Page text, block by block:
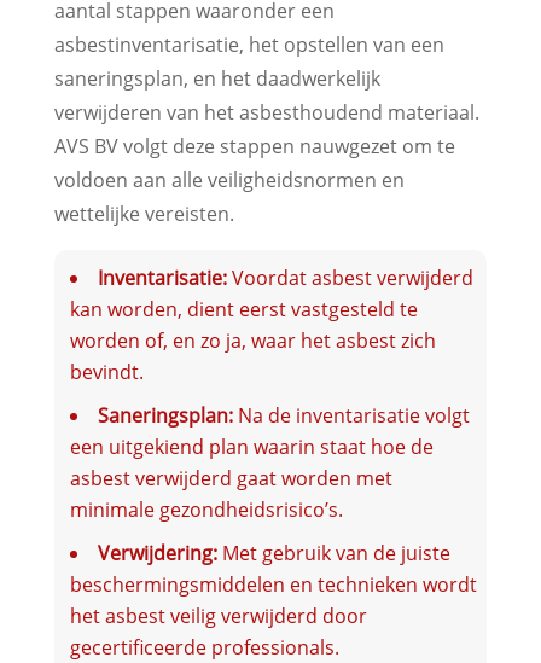
aantal stappen waaronder een
asbestinventarisatie, het opstellen van een
saneringsplan, en het daadwerkelijk
verwijderen van het asbesthoudend materiaal.
AVS BV volgt deze stappen nauwgezet om te
voldoen aan alle veiligheidsnormen en
wettelijke vereisten.
Inventarisatie:Voordat asbest verwijderd
kan worden, dient eerst vastgesteld te
worden of, en zo ja, waar het asbest zich
bevindt.
Saneringsplan:Na de inventarisatie volgt
een uitgekiend plan waarin staat hoe de
asbest verwijderd gaat worden met
minimale gezondheidsrisico’s.
Verwijdering:Met gebruik van de juiste
beschermingsmiddelen en technieken wordt
het asbest veilig verwijderd door
gecertificeerde professionals.